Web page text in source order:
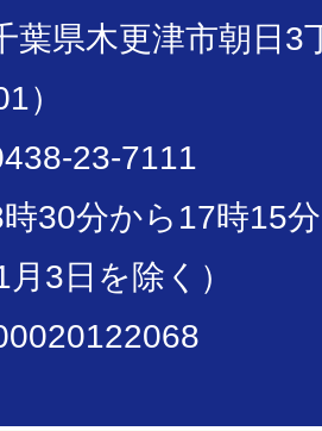
県木更津市朝日3
）
23-7111
30分から17時15
3日を除く）